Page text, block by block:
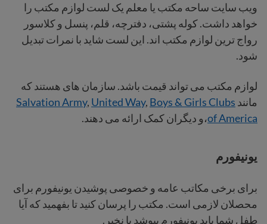
ویب سایت ساحه مکتب یا معلم یک لست لوازم مکتب را
خواهد داشت. کوله پشتی، دفترچه، قلم، پنسل و کلاسور
رواج ترین لوازم مکتب اند. این لست شاید با نمرات تبدیل
شود.
لوازم مکتب می تواند قیمت باشد. سازمان های هستند که
مانند
Salvation Army, United Way, Boys & Girls Clubs
of America،و دیگران کمک ارائه می دهند.
یونیفورم
برای برخی مکاتب عامه و خصوصی پوشیدن یونیفورم برای
محصلان لازمی است. مکتب را پرسان کنید تا بفهمید که آیا
طفل شما باید یونیفورم بپوشد یا نخیر.